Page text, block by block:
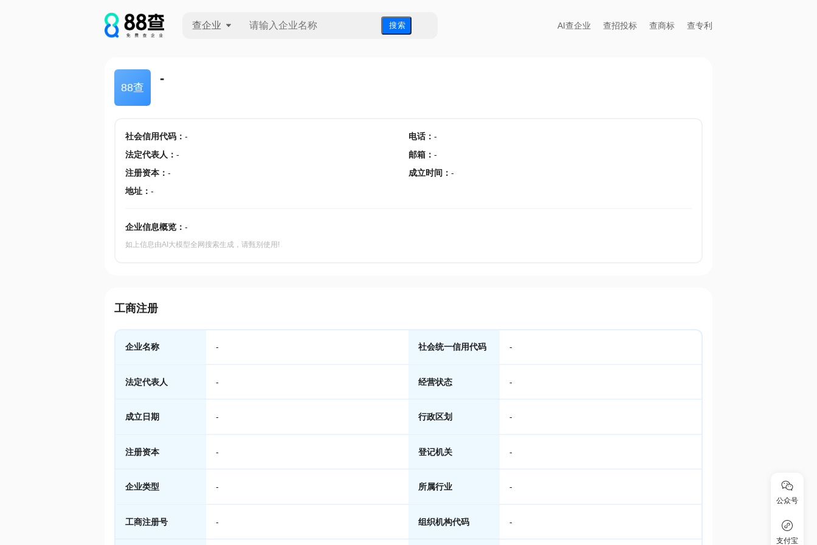
查企业 搜 索 AI查企业 查招投标 查商标 查专利
88查
-
社会信用代码： - 电话： -
法定代表人 ： - 邮箱 ： -
注册资本： - 成立时间 ： -
地址： -
企业信息概览： -
如上信息由AI大模型全网搜索生成，请甄别使用!
工商注册
企业名称 - 社会统一信用代码 -
法定代表人 - 经营状态 -
成立日期 - 行政区划 -
注册资本 - 登记机关 -
企业类型 - 所属行业 -
工商注册号 - 组织机构代码 -
公众号
支付宝